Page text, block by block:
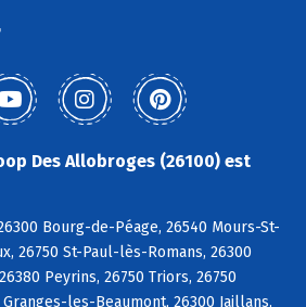
Des Allobroges (26100) est
Bourg-de-Péage, 26540 Mours-St-
26750 St-Paul-lès-Romans, 26300
Peyrins, 26750 Triors, 26750
les-Beaumont, 26300 Jaillans,